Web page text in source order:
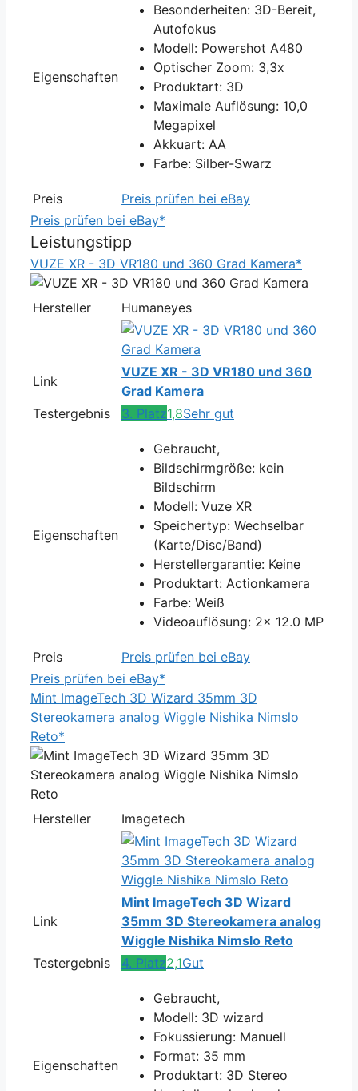
Eigenschaften
Besonderheiten: 3D-Bereit,
Autofokus
Modell: Powershot A480
Optischer Zoom: 3,3x
Produktart: 3D
Maximale Auflösung: 10,0
Megapixel
Akkuart: AA
Farbe: Silber-Swarz
Preis
Preis prüfen bei eBay
Preis prüfen bei eBay*
Leistungstipp
VUZE XR - 3D VR180 und 360 Grad Kamera*
Hersteller Humaneyes
Link
VUZE XR - 3D VR180 und 360
Grad Kamera
Testergebnis
3. Platz1,8Sehr gut
Eigenschaften
Gebraucht,
Bildschirmgröße: kein
Bildschirm
Modell: Vuze XR
Speichertyp: Wechselbar
(Karte/Disc/Band)
Herstellergarantie: Keine
Produktart: Actionkamera
Farbe: Weiß
Videoauflösung: 2x 12.0 MP
Preis
Preis prüfen bei eBay
Preis prüfen bei eBay*
Mint ImageTech 3D Wizard 35mm 3D
Stereokamera analog Wiggle Nishika Nimslo
Reto*
Hersteller Imagetech
Link
Mint ImageTech 3D Wizard
35mm 3D Stereokamera analog
Wiggle Nishika Nimslo Reto
Testergebnis
4. Platz2,1Gut
Eigenschaften
Gebraucht,
Modell: 3D wizard
Fokussierung: Manuell
Format: 35 mm
Produktart: 3D Stereo